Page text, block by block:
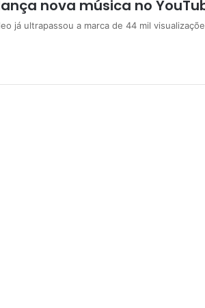
nova música no
já ultrapassou a marca de 44 mil